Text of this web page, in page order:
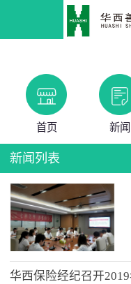
首页 新闻
新闻列表